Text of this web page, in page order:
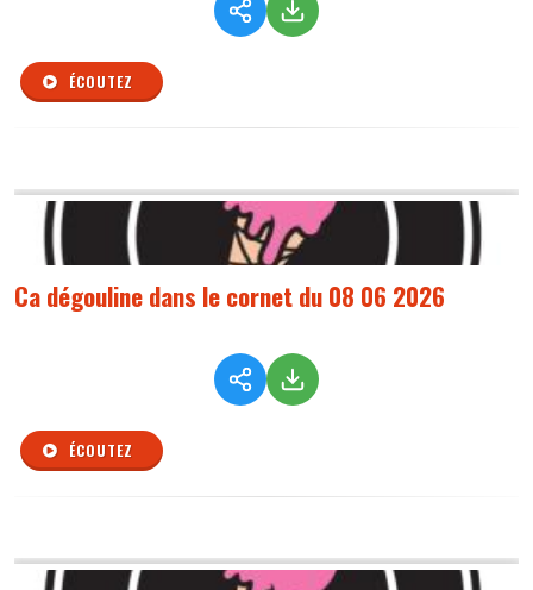
ÉCOUTEZ
Ca dégouline dans le cornet du 08 06 2026
ÉCOUTEZ